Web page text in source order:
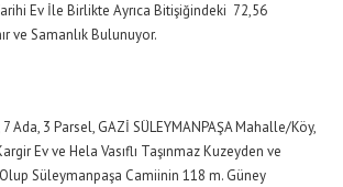
Ev İle Birlikte Ayrıca Bitişiğindeki 72,56
ve Samanlık Bulunuyor.
Ada, 3 Parsel, GAZİ SÜLEYMANPAŞA Mahalle/Köy,
Ev ve Hela Vasıflı Taşınmaz Kuzeyden ve
Süleymanpaşa Camiinin 118 m. Güney